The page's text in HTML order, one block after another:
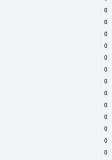
0
0
0
0
0
0
0
0
0
0
0
0
0